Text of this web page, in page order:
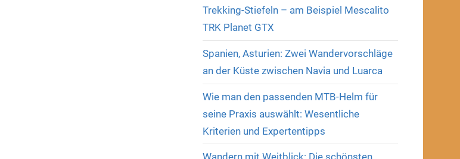
Trekking-Stiefeln – am Beispiel Mescalito
TRK Planet GTX
Spanien, Asturien: Zwei Wandervorschläge
an der Küste zwischen Navia und Luarca
Wie man den passenden MTB-Helm für
seine Praxis auswählt: Wesentliche
Kriterien und Expertentipps